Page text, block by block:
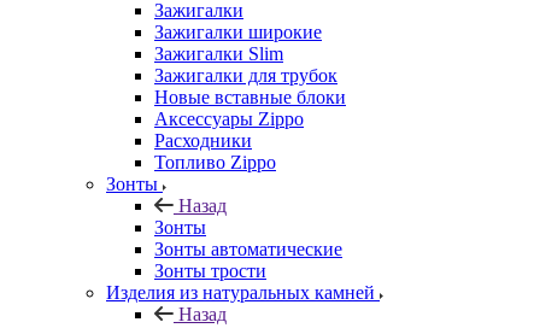
Зажигалки
Зажигалки широкие
Зажигалки Slim
Зажигалки для трубок
Новые вставные блоки
Аксессуары Zippo
Расходники
Топливо Zippo
Зонты
Назад
Зонты
Зонты автоматические
Зонты трости
Изделия из натуральных камней
Назад